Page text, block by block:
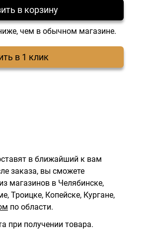
в корзину
чем в обычном магазине.
в 1 клик
в ближайший к вам
заказа, вы сможете
магазинов в Челябинске,
Троицке, Копейске, Кургане,
по области.
при получении товара.